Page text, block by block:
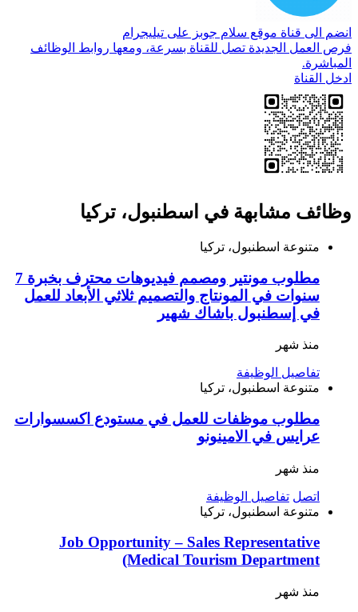
انضم الى قناة موقع سلام جوبز على تيليجرام
فرص العمل الجديدة تصل للقناة بسرعة، ومعها روابط الوظائف
المباشرة.
ادخل القناة
وظائف مشابهة في اسطنبول، تركيا
متنوعة اسطنبول، تركيا
مطلوب مونتير ومصمم فيديوهات محترف بخبرة 7
سنوات في المونتاج والتصميم ثلاثي الأبعاد للعمل
في إسطنبول باشاك شهير
منذ شهر
تفاصيل الوظيفة
متنوعة اسطنبول، تركيا
مطلوب موظفات للعمل في مستودع اكسسوارات
عرايس في الامينونو
منذ شهر
اتصل تفاصيل الوظيفة
متنوعة اسطنبول، تركيا
Job Opportunity – Sales Representative
(Medical Tourism Department
منذ شهر